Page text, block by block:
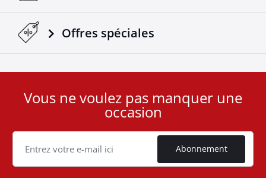
Offres spéciales
User
Cookie
Vous ne voulez pas manquer une
occasion
Abonnement